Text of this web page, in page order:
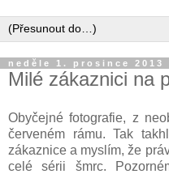
neděle 1. prosince 2013
Milé zákaznici na
Obyčejné fotografie, z
červeném rámu. Tak
zákaznice a myslím, že
celé sérii šmrc.